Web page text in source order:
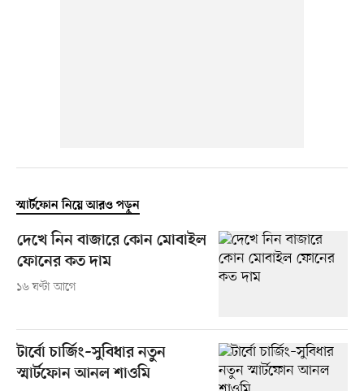
স্মার্টফোন নিয়ে আরও পড়ুন
দেখে নিন বাজারে কোন মোবাইল
ফোনের কত দাম
১৬ ঘণ্টা আগে
টার্বো চার্জিং–সুবিধার নতুন
স্মার্টফোন আনল শাওমি